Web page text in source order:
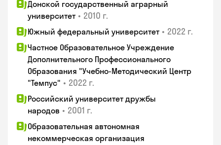
Донской государственный аграрный
университет • 2010 г.
Южный федеральный университет • 2022 г.
Частное Образовательное Учреждение
Дополнительного Профессионального
Образования "Учебно-Методический Центр
"Темпус" • 2022 г.
Российский университет дружбы
народов • 2001 г.
Образовательная автономная
некоммерческая организация